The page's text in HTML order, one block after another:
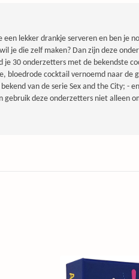
lekker drankje serveren en ben je
je die zelf maken? Dan zijn deze
30 onderzetters met de bekendste
bloedrode cocktail vernoemd naar de
van de serie Sex and the City; -
gebruik deze onderzetters niet alleen